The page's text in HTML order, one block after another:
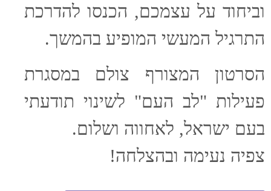
וביחוד על עצמכם, הכנסו להדרכת
התרגיל המעשי המופיע בהמשך.
הסרטון המצורף צולם במסגרת
פעילות "לב העם" לשינוי תודעתי
בעם ישראל, לאחווה ושלום.
צפיה נעימה ובהצלחה!